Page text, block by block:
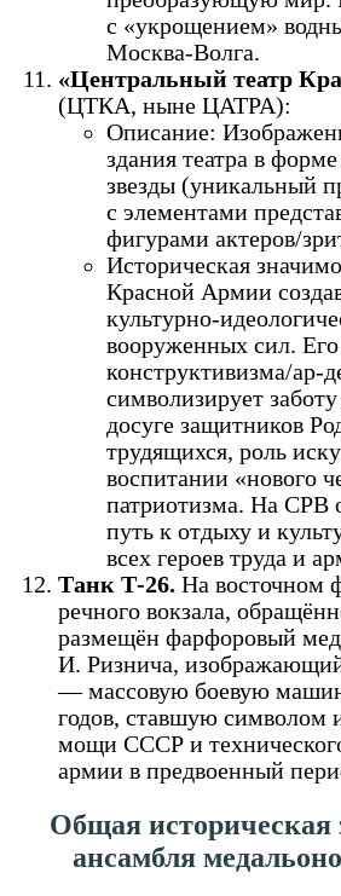
с «укрощением»
Москва-Волга.
«Центральный театр
(ЦТКА, ныне ЦАТРА):
Описание:
здания театра в
звезды (уникальный
с элементами
фигурами актеров/
Историческая
Красной Армии
культурно-
вооруженных сил.
конструктивизма/ар-
символизирует
досуге защитников
трудящихся, роль
воспитании «нового
патриотизма. На СРВ
путь к отдыху и
всех героев труда и
Танк Т-26. На восточном
речного вокзала,
размещён фарфоровый
И. Ризнича,
— массовую боевую
годов, ставшую символом
мощи СССР и
армии в предвоенный
Общая историческая
ансамбля